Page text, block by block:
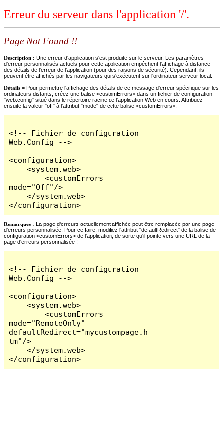
Erreur du serveur dans l'application '/'.
Page Not Found !!
Description : Une erreur d'application s'est produite sur le serveur. Les paramètres
d'erreur personnalisés actuels pour cette application empêchent l'affichage à distance
des détails de l'erreur de l'application (pour des raisons de sécurité). Cependant, ils
peuvent être affichés par les navigateurs qui s'exécutent sur l'ordinateur serveur local.
Détails = Pour permettre l'affichage des détails de ce message d'erreur spécifique sur les
ordinateurs distants, créez une balise <customErrors> dans un fichier de configuration
"web.config" situé dans le répertoire racine de l'application Web en cours. Attribuez
ensuite la valeur "off" à l'attribut "mode" de cette balise <customErrors>.
<!-- Fichier de configuration
Web.Config -->
<configuration>
    <system.web>
        <customErrors
mode="Off"/>
    </system.web>
</configuration>
Remarques : La page d'erreurs actuellement affichée peut être remplacée par une page
d'erreurs personnalisée. Pour ce faire, modifiez l'attribut "defaultRedirect" de la balise de
configuration <customErrors> de l'application, de sorte qu'il pointe vers une URL de la
page d'erreurs personnalisée !
<!-- Fichier de configuration
Web.Config -->
<configuration>
    <system.web>
        <customErrors
mode="RemoteOnly"
defaultRedirect="mycustompage.h
tm"/>
    </system.web>
</configuration>